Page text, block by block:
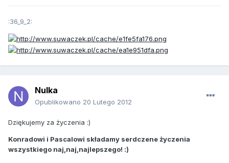
:36_9_2:
Nulka
Opublikowano 20 Lutego 2012
Dziękujemy za życzenia :)
Konradowi i Pascalowi składamy serdczene życzenia
wszystkiego naj,naj,najlepszego! :)